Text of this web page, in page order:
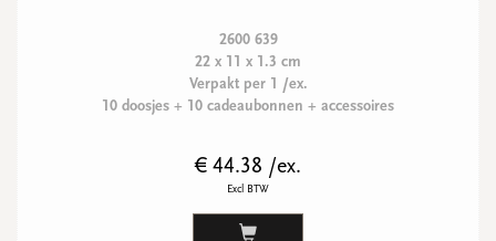
2600 639
22 x 11 x 1.3 cm
Verpakt per 1 /ex.
10 doosjes + 10 cadeaubonnen + accessoires
€ 44.38 /ex.
Excl BTW